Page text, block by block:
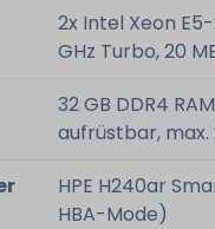
2x Intel Xeon
GHz Turbo, 20
32 GB DDR4
aufrüstbar,
HPE H240ar
HBA-Mode)